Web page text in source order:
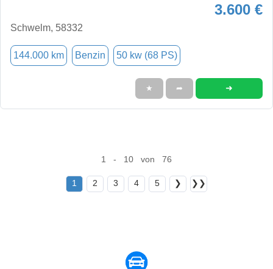
3.600 €
Schwelm, 58332
144.000 km Benzin 50 kw (68 PS)
★ ➦ ➜
1 - 10 von 76
1 2 3 4 5 ❯ ❯❯